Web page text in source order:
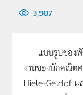
3,987
แบบรูปของพั
งานของนักคณิต
Hiele-Geldof แ